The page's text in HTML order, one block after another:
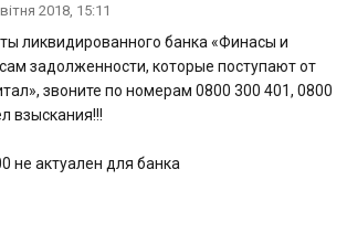
2018, 15:11
ликвидированного банка «Финасы и
задолженности, которые поступают от
звоните по номерам 0800 300 401, 0800
взыскания!!!
не актуален для банка